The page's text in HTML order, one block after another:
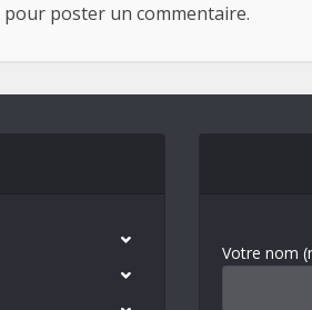
pour poster un commentaire.
Votre nom